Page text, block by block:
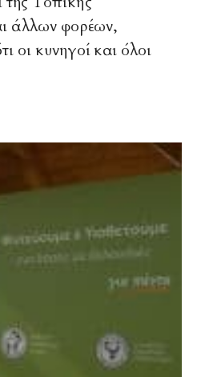
άλλων φορέων,
οι κυνηγοί και όλοι